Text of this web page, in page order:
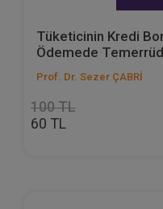
Tüketicinin Kredi
Ödemede
Prof. Dr. Sezer ÇABRİ
100 TL
60 TL